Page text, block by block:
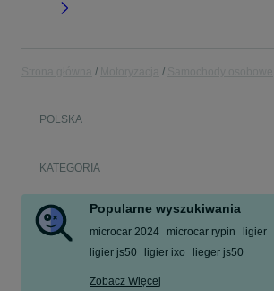
POLSKA
KATEGORIA
Popularne wyszukiwania
microcar 2024 microcar rypin ligier
ligier js50
ligier ixo lieger js50
Zobacz Więcej